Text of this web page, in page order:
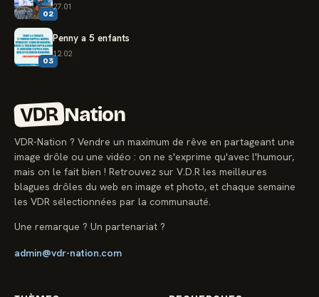
02
27.01
03
Penny a 5 enfants
12.02
VDR Nation
VDR-Nation ? Vendre un maximum de rêve en partageant une
image drôle ou une vidéo : on ne s'exprime qu'avec l'humour,
mais on le fait bien ! Retrouvez sur V.D.R les meilleures
blagues drôles du web en image et photo, et chaque semaine
les VDR sélectionnées par la communauté.
Une remarque ? Un partenariat ?
admin@vdr-nation.com